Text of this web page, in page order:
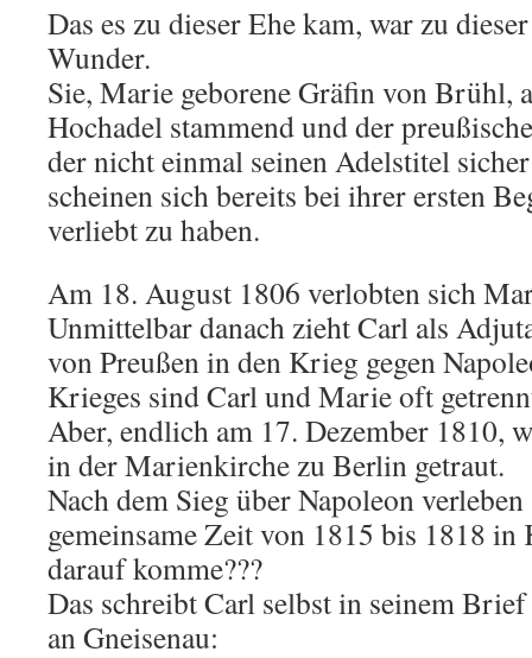
Das es zu dieser Ehe kam, war zu
Wunder.
Sie, Marie geborene Gräfin von Brühl,
Hochadel stammend und der
der nicht einmal seinen Adelstitel
scheinen sich bereits bei ihrer ersten
verliebt zu haben.
Am 18. August 1806 verlobten sich
Unmittelbar danach zieht Carl als
von Preußen in den Krieg gegen
Krieges sind Carl und Marie oft
Aber, endlich am 17. Dezember 1810,
in der Marienkirche zu Berlin getraut.
Nach dem Sieg über Napoleon
gemeinsame Zeit von 1815 bis 1818
darauf komme???
Das schreibt Carl selbst in seinem
an Gneisenau: